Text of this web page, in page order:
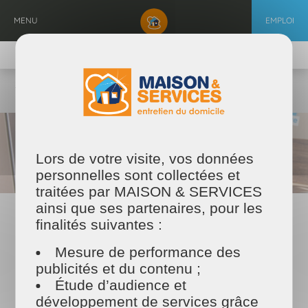
contenu
principal
MENU EMPLOI
Nos offres et actualités
Nos actualités
MAISON ET SERVICES BRESSUIRE recrute 5 nouveaux salariés
03/09/2020
MAISON ET SERVICES BRESSUIRE
recrute 5 nouveaux salariés
MAISON ET SERVICES recrute, forme et accompagne
Lors de votre visite, vos données
personnelles sont collectées et
traitées par MAISON & SERVICES
ainsi que ses partenaires, pour les
finalités suivantes :
Mesure de performance des
publicités et du contenu ;
Étude d’audience et
développement de services grâce